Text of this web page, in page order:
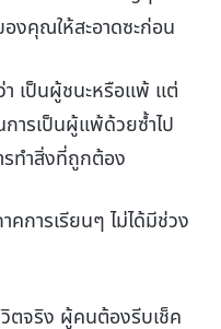
องคุณให้สะอาดซะก่อน
เป็นผู้ชนะหรือแพ้ แต่
การเป็นผู้แพ้ด้วยซ้ำไป
รทำสิ่งที่ถูกต้อง
คการเรียนๆ ไม่ได้มีช่วง
วิตจริง ผู้คนต้องรีบเช็ค